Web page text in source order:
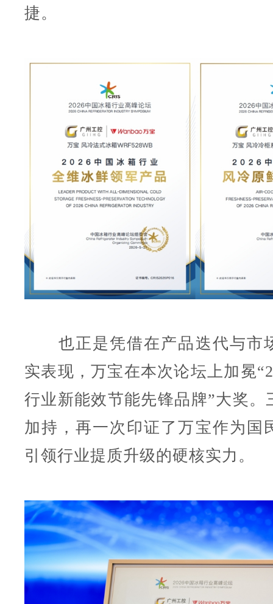
捷。
也正是凭借在产品迭代与市
实表现，万宝在本次论坛上加冕
行业新能效节能先锋品牌”大奖。
加持，再一次印证了万宝作为国
引领行业提质升级的硬核实力。